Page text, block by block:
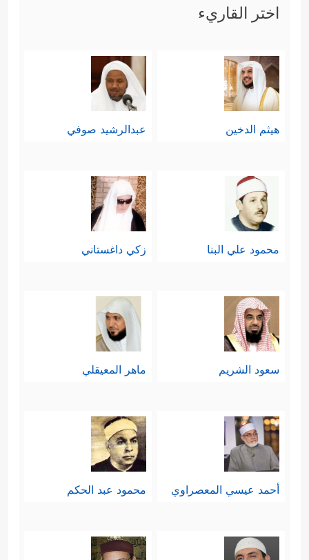
اختر القاريء
هيثم الدخين عبدالرشيد صوفي
محمود علي البنا زكي داغستاني
سعود الشريم ماهر المعيقلي
أحمد عيسي المعصراوي محمود عبد الحكم